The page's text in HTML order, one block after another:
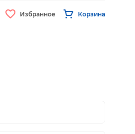
Избранное Корзина